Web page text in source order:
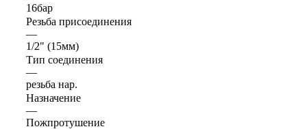
16бар
Резьба присоединения
—
1/2" (15мм)
Тип соединения
—
резьба нар.
Назначение
—
Пожпротушение